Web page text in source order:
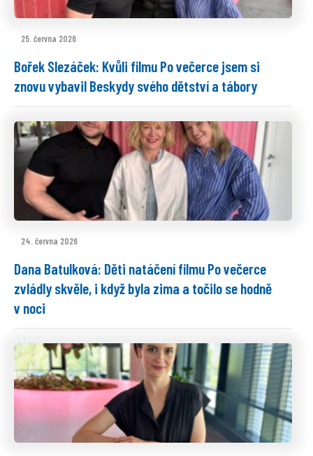
25. června 2026
Bořek Slezáček: Kvůli filmu Po večerce jsem si
znovu vybavil Beskydy svého dětství a tábory
24. června 2026
Dana Batulková: Děti natáčení filmu Po večerce
zvládly skvěle, i když byla zima a točilo se hodně
v noci